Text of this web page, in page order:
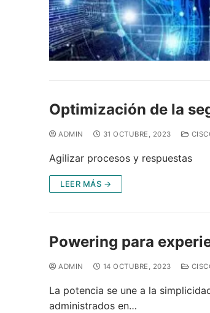
Optimización de la
ADMIN 31 OCTUBRE, 2023
Agilizar procesos y respuestas
LEER MÁS →
Powering para
ADMIN 14 OCTUBRE, 2023
La potencia se une a la
administrados en…